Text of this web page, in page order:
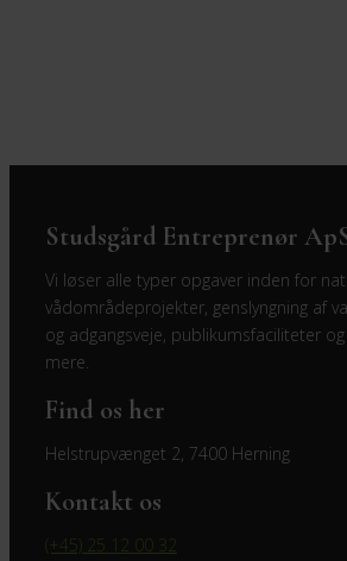
Studsgård Entreprenør
Vi løser alle typer opgaver inden for
vådområdeprojekter, genslyngning af
og adgangsveje, publikumsfaciliteter
mere.
Find os her
Helstrupvænget 2, 7400 Herning
Kontakt os
(+45) 25 12 00 32